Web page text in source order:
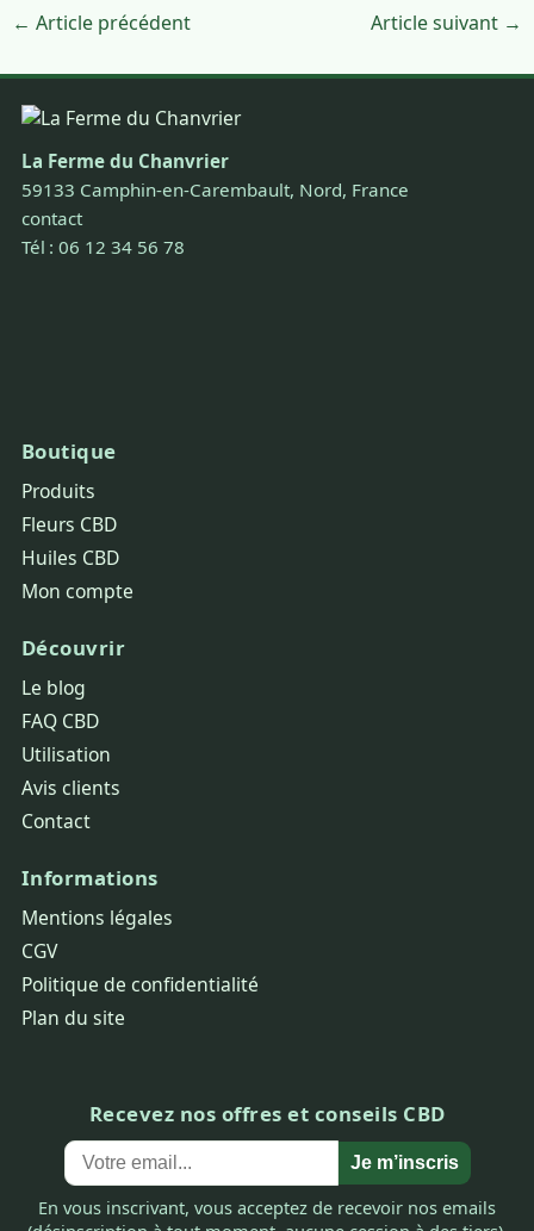
← Article précédent Article suivant →
La Ferme du Chanvrier
59133 Camphin-en-Carembault, Nord, France
contact
Tél : 06 12 34 56 78
Boutique
Produits
Fleurs CBD
Huiles CBD
Mon compte
Découvrir
Le blog
FAQ CBD
Utilisation
Avis clients
Contact
Informations
Mentions légales
CGV
Politique de confidentialité
Plan du site
Recevez nos offres et conseils CBD
Je m’inscris
En vous inscrivant, vous acceptez de recevoir nos emails